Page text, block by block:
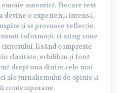
autentică. Fiecare text
devine o experiență intensă,
și să provoace reflecție.
informații, ci ating zone
lăsând o impresie
claritate, echilibru și forță
drept una dintre cele mai
ale jurnalismului de opinie și
contemporane.